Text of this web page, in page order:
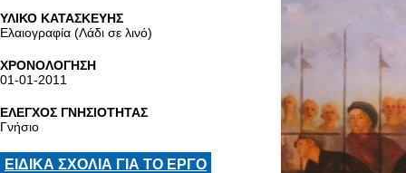
ΥΛΙΚΟ ΚΑΤΑΣΚΕΥΗΣ
Ελαιογραφία (Λάδι σε λινό)
ΧΡΟΝΟΛΟΓΗΣΗ
01-01-2011
ΕΛΕΓΧΟΣ ΓΝΗΣΙΟΤΗΤΑΣ
Γνήσιο
ΕΙΔΙΚΑ ΣΧΟΛΙΑ ΓΙΑ ΤΟ ΕΡΓΟ